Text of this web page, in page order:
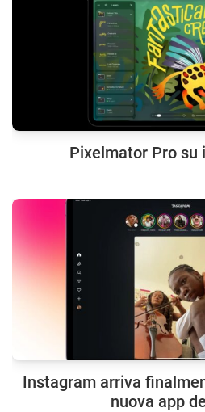
Pixelmator Pro su
Instagram arriva
nuova app